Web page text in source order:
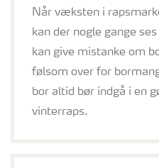
Når væksten i
kan der nogle gange
kan give mistanke om
følsom over for
bor altid bør indgå i en
vinterraps.